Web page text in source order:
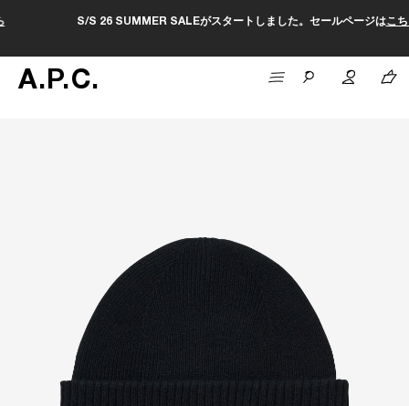
S/S 26 SUMMER SALEがスタートしました。セールページはこちら
A.P.C.